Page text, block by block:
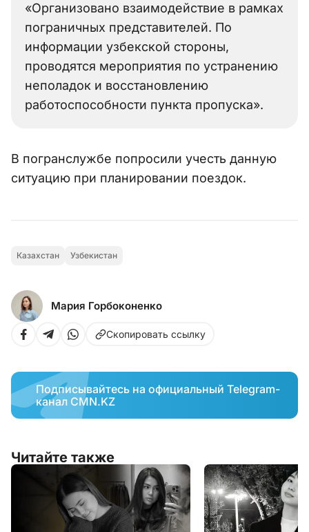
«Организовано взаимодействие в рамках
пограничных представителей. По
информации узбекской стороны,
проводятся мероприятия по устранению
неполадок и восстановлению
работоспособности пункта пропуска».
В погранслужбе попросили учесть данную
ситуацию при планировании поездок.
Казахстан Узбекистан
Мария Горбоконенко
Скопировать ссылку
Подписывайтесь на официальный Telegram-
канал CMN.KZ
Читайте также